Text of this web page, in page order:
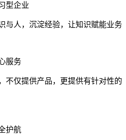
型企业
与人，沉淀经验，让知识赋能业务
服务
不仅提供产品，更提供有针对性的
护航